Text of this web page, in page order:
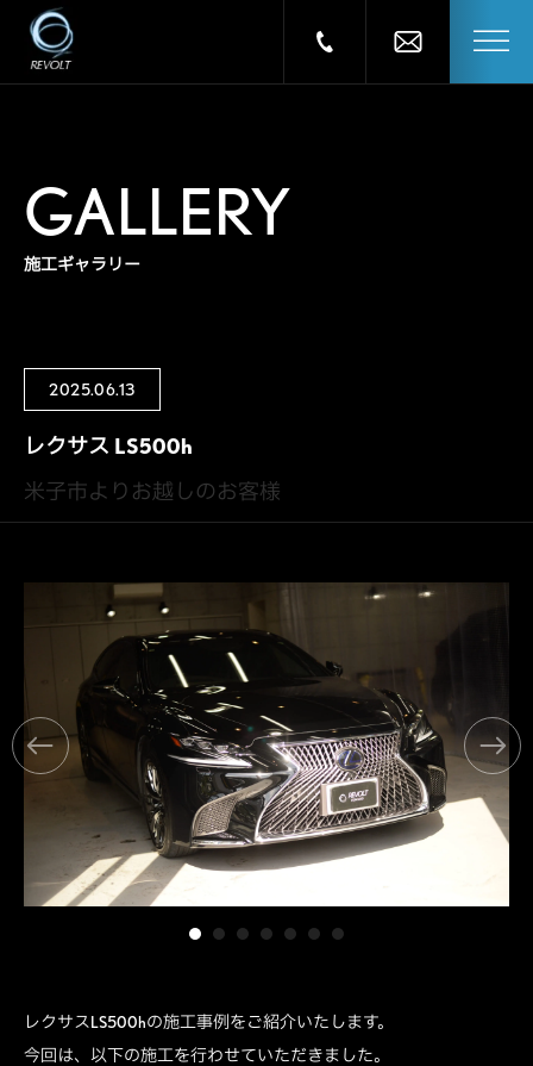
GALLERY
施工ギャラリー
2025.06.13
レクサス LS500h
米子市よりお越しのお客様
レクサスLS500hの施工事例をご紹介いたします。
今回は、以下の施工を行わせていただきました。